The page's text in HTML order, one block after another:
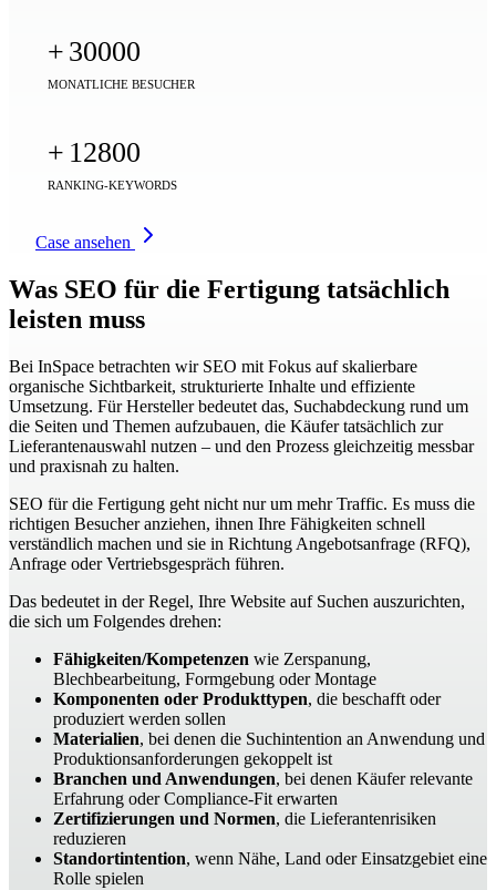
+ 30000
MONATLICHE BESUCHER
+ 12800
RANKING-KEYWORDS
Case ansehen
Was SEO für die Fertigung tatsächlich
leisten muss
Bei InSpace betrachten wir SEO mit Fokus auf skalierbare
organische Sichtbarkeit, strukturierte Inhalte und effiziente
Umsetzung. Für Hersteller bedeutet das, Suchabdeckung rund um
die Seiten und Themen aufzubauen, die Käufer tatsächlich zur
Lieferantenauswahl nutzen – und den Prozess gleichzeitig messbar
und praxisnah zu halten.
SEO für die Fertigung geht nicht nur um mehr Traffic. Es muss die
richtigen Besucher anziehen, ihnen Ihre Fähigkeiten schnell
verständlich machen und sie in Richtung Angebotsanfrage (RFQ),
Anfrage oder Vertriebsgespräch führen.
Das bedeutet in der Regel, Ihre Website auf Suchen auszurichten,
die sich um Folgendes drehen:
Fähigkeiten/Kompetenzen wie Zerspanung,
Blechbearbeitung, Formgebung oder Montage
Komponenten oder Produkttypen, die beschafft oder
produziert werden sollen
Materialien, bei denen die Suchintention an Anwendung und
Produktionsanforderungen gekoppelt ist
Branchen und Anwendungen, bei denen Käufer relevante
Erfahrung oder Compliance-Fit erwarten
Zertifizierungen und Normen, die Lieferantenrisiken
reduzieren
Standortintention, wenn Nähe, Land oder Einsatzgebiet eine
Rolle spielen